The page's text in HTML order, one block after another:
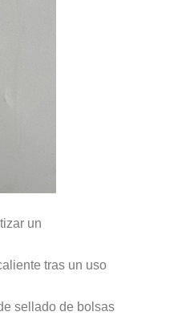
un
tras un uso
sellado de bolsas